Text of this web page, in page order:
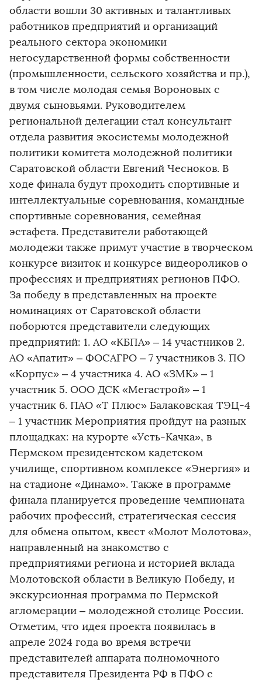
области вошли 30 активных и талантливых
работников предприятий и организаций
реального сектора экономики
негосударственной формы собственности
(промышленности, сельского хозяйства и пр.),
в том числе молодая семья Вороновых с
двумя сыновьями. Руководителем
региональной делегации стал консультант
отдела развития экосистемы молодежной
политики комитета молодежной политики
Саратовской области Евгений Чесноков. В
ходе финала будут проходить спортивные и
интеллектуальные соревнования, командные
спортивные соревнования, семейная
эстафета. Представители работающей
молодежи также примут участие в творческом
конкурсе визиток и конкурсе видеороликов о
профессиях и предприятиях регионов ПФО.
За победу в представленных на проекте
номинациях от Саратовской области
поборются представители следующих
предприятий: 1. АО «КБПА» – 14 участников 2.
АО «Апатит» – ФОСАГРО – 7 участников 3. ПО
«Корпус» – 4 участника 4. АО «ЗМК» – 1
участник 5. ООО ДСК «Мегастрой» – 1
участник 6. ПАО «Т Плюс» Балаковская ТЭЦ-4
– 1 участник Мероприятия пройдут на разных
площадках: на курорте «Усть-Качка», в
Пермском президентском кадетском
училище, спортивном комплексе «Энергия» и
на стадионе «Динамо». Также в программе
финала планируется проведение чемпионата
рабочих профессий, стратегическая сессия
для обмена опытом, квест «Молот Молотова»,
направленный на знакомство с
предприятиями региона и историей вклада
Молотовской области в Великую Победу, и
экскурсионная программа по Пермской
агломерации – молодежной столице России.
Отметим, что идея проекта появилась в
апреле 2024 года во время встречи
представителей аппарата полномочного
представителя Президента РФ в ПФО с